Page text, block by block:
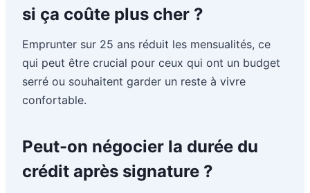
si ça coûte plus cher ?
Emprunter sur 25 ans réduit les mensualités, ce
qui peut être crucial pour ceux qui ont un budget
serré ou souhaitent garder un reste à vivre
confortable.
Peut-on négocier la durée du
crédit après signature ?